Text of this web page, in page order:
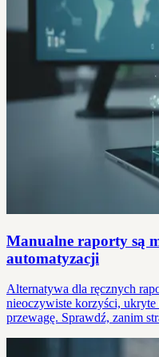
Manualne raporty są
automatyzacji
Alternatywa dla ręcznych
nieoczywiste korzyści,
przewagę. Sprawdź, zanim